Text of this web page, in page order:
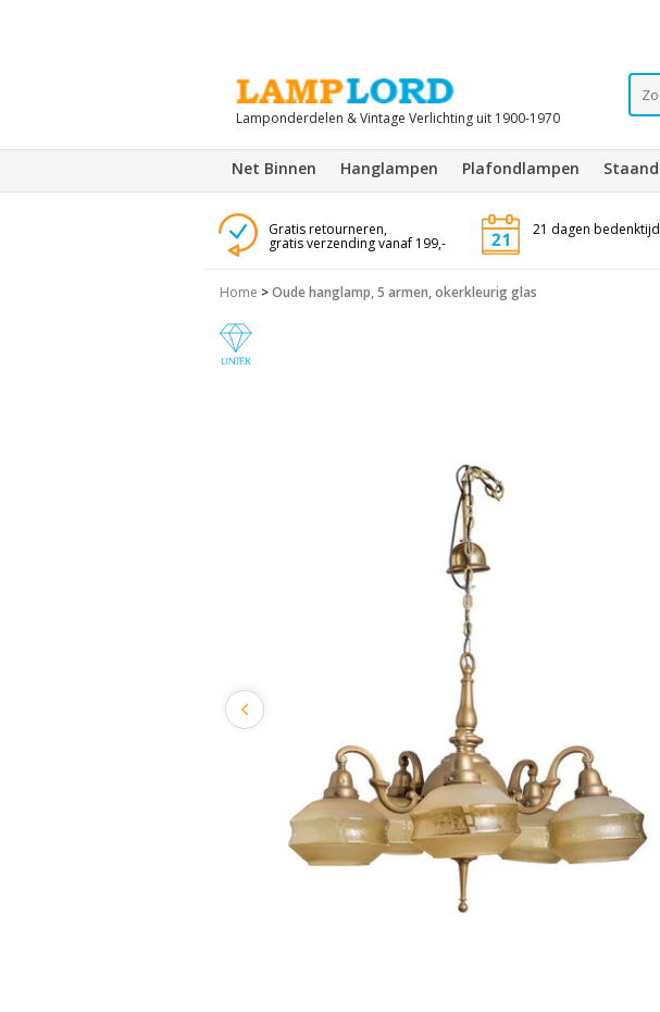
Lamponderdelen & Vintage Verlichting uit 1900-1970
Net Binnen Hanglampen Plafondlampen
Gratis retourneren,
gratis verzending vanaf 199,-
21 dagen bedenktijd
Home >Oude hanglamp, 5 armen, okerkleurig glas